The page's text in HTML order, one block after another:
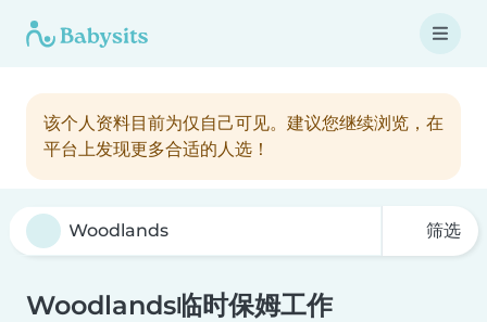
该个人资料目前为仅自己可见。建议您继续浏览，在
平台上发现更多合适的人选！
筛选
Woodlands临时保姆工作